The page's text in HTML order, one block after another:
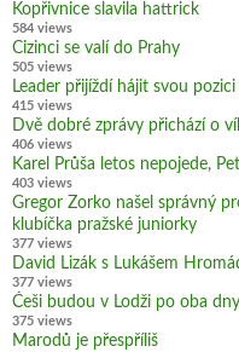
Kopřivnice slavila hattrick
584 views
Cizinci se valí do Prahy
505 views
Leader přijíždí hájit svou
415 views
Dvě dobré zprávy přichází o
406 views
Karel Průša letos nepojede,
403 views
Gregor Zorko našel správný
klubíčka pražské juniorky
377 views
David Lizák s Lukášem
377 views
Češi budou v Lodži po oba dny
375 views
Marodů je přespříliš